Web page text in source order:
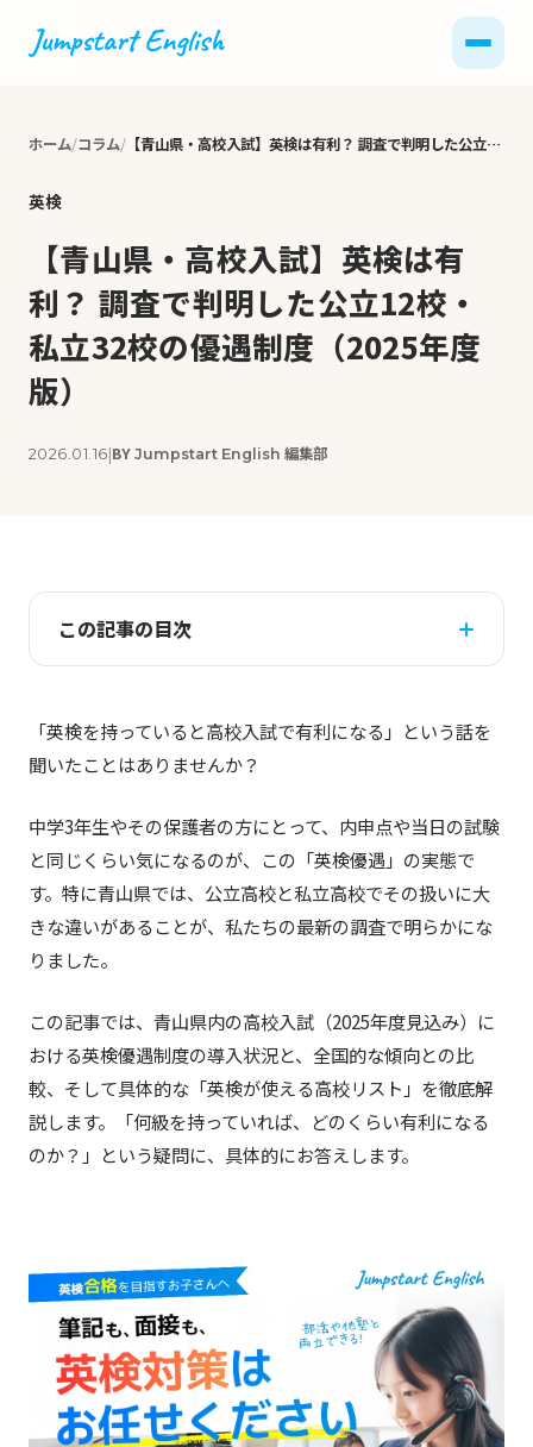
ホーム コラム 【青山県・高校入試】英検は有利？ 調査で判明した公立12校・私立32校の優遇制度（2025年度版）
英検
【青山県・高校入試】英検は有
利？ 調査で判明した公立12校・
私立32校の優遇制度（2025年度
版）
2026.01.16|BY Jumpstart English 編集部
この記事の目次
「英検を持っていると高校入試で有利になる」という話を
聞いたことはありませんか？
中学3年生やその保護者の方にとって、内申点や当日の試験
と同じくらい気になるのが、この「英検優遇」の実態で
す。特に青山県では、公立高校と私立高校でその扱いに大
きな違いがあることが、私たちの最新の調査で明らかにな
りました。
この記事では、青山県内の高校入試（2025年度見込み）に
おける英検優遇制度の導入状況と、全国的な傾向との比
較、そして具体的な「英検が使える高校リスト」を徹底解
説します。「何級を持っていれば、どのくらい有利になる
のか？」という疑問に、具体的にお答えします。